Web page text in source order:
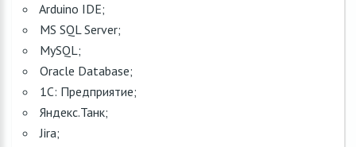
Arduino IDE;
MS SQL Server;
MySQL;
Oracle Database;
1C: Предприятие;
Яндекс.Танк;
Jira;